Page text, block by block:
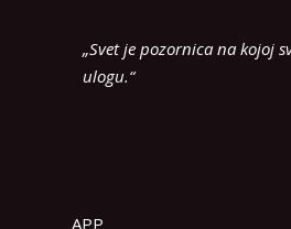
„Svet je pozornica na kojoj
ulogu.“
APP